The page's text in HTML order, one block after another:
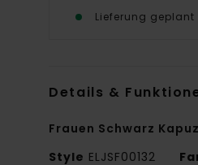
Lieferung geplant
Details &
Frauen Schwarz
Style ELJSF00132